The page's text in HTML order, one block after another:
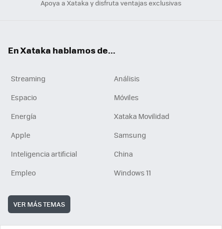
Apoya a Xataka y disfruta ventajas exclusivas
En Xataka hablamos de...
Streaming
Análisis
Espacio
Móviles
Energía
Xataka Movilidad
Apple
Samsung
Inteligencia artificial
China
Empleo
Windows 11
VER MÁS TEMAS